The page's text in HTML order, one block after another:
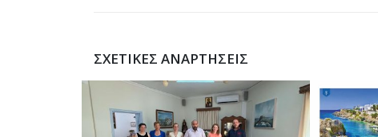
ΣΧΕΤΙΚΈΣ ΑΝΑΡΤΉΣΕΙΣ